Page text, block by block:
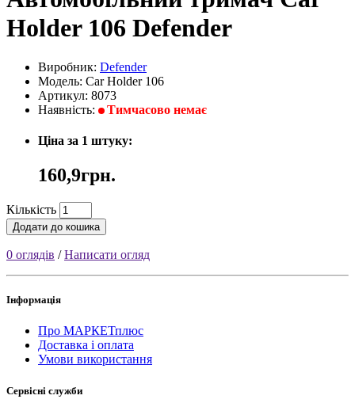
Holder 106 Defender
Виробник: Defender
Модель: Car Holder 106
Артикул: 8073
Наявність:
Тимчасово немає
Ціна за 1 штуку:
160,9грн.
Кількість
Додати до кошика
0 оглядів /Написати огляд
Інформація
Про МАРКЕТплюс
Доставка і оплата
Умови використання
Сервісні служби